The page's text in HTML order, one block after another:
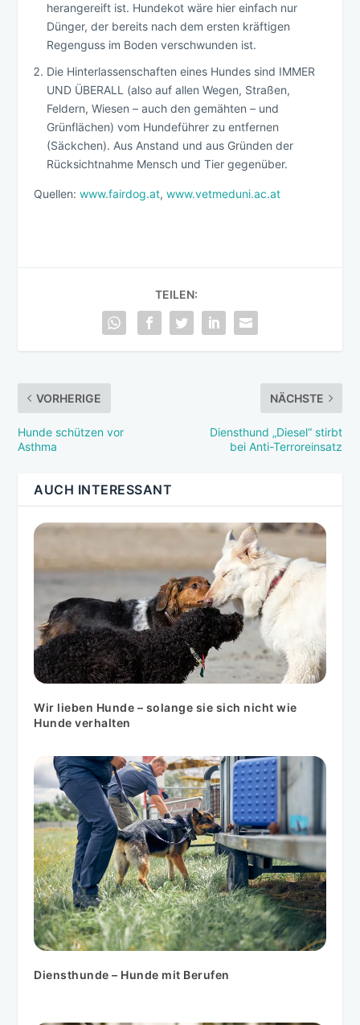
herangereift ist. Hundekot wäre hier einfach nur
Dünger, der bereits nach dem ersten kräftigen
Regenguss im Boden verschwunden ist.
Die Hinterlassenschaften eines Hundes sind IMMER
UND ÜBERALL (also auf allen Wegen, Straßen,
Feldern, Wiesen – auch den gemähten – und
Grünflächen) vom Hundeführer zu entfernen
(Säckchen). Aus Anstand und aus Gründen der
Rücksichtnahme Mensch und Tier gegenüber.
Quellen:www.fairdog.at,www.vetmeduni.ac.at
TEILEN:
VORHERIGE
Hunde schützen vor
Asthma
NÄCHSTE
Diensthund „Diesel“ stirbt
bei Anti-Terroreinsatz
AUCH INTERESSANT
Wir lieben Hunde – solange sie sich nicht wie
Hunde verhalten
Diensthunde – Hunde mit Berufen